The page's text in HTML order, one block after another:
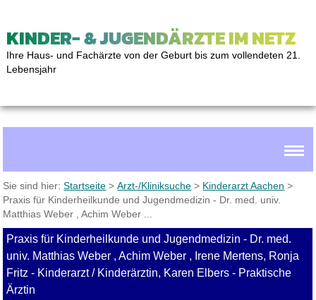
KINDER- & JUGENDÄRZTE IM NETZ
Ihre Haus- und Fachärzte von der Geburt bis zum vollendeten 21.
Lebensjahr
Sie sind hier:Startseite >Arzt-/Kliniksuche > Kinderarzt Aachen >
Praxis für Kinderheilkunde und Jugendmedizin - Dr. med. univ.
Matthias Weber , Achim Weber ...
Praxis für Kinderheilkunde und Jugendmedizin - Dr. med.
univ. Matthias Weber , Achim Weber , Irene Mertens, Ronja
Fritz - Kinderarzt / Kinderärztin, Karen Elbers - Praktische
Ärztin